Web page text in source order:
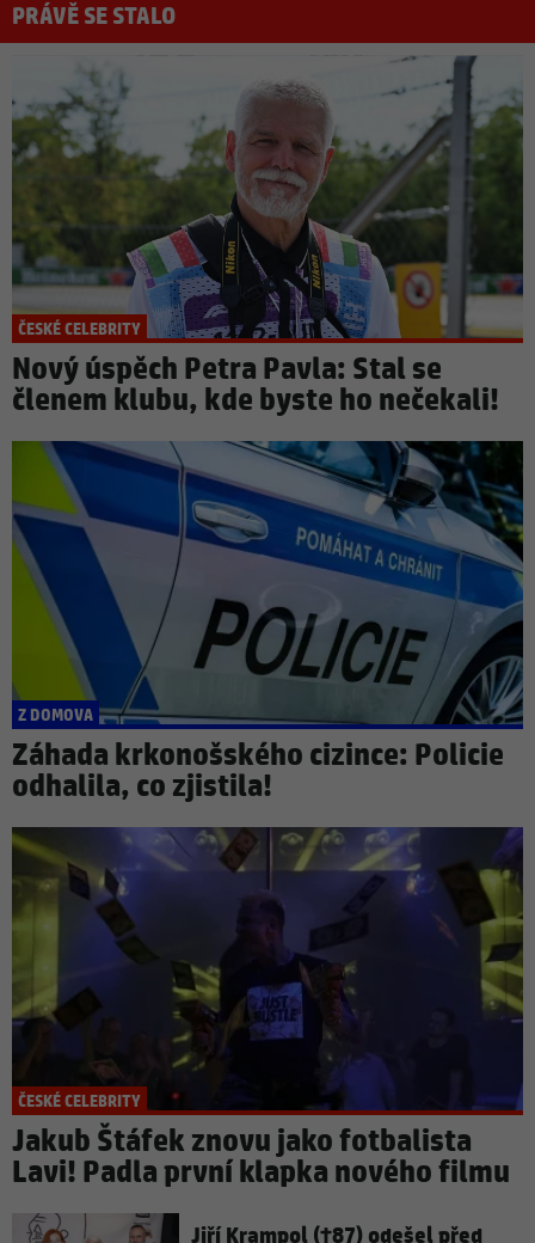
PRÁVĚ SE STALO
ČESKÉ CELEBRITY
Nový úspěch Petra Pavla: Stal se
členem klubu, kde byste ho nečekali!
Z DOMOVA
Záhada krkonošského cizince: Policie
odhalila, co zjistila!
ČESKÉ CELEBRITY
Jakub Štáfek znovu jako fotbalista
Lavi! Padla první klapka nového filmu
Jiří Krampol (†87) odešel před